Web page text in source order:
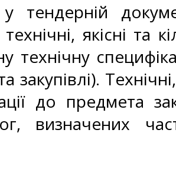
якісні та
технічну
Технічні,
до предмета
визначених